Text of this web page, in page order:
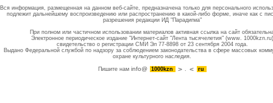
Вся информация, размещенная на данном веб-сайте, предназначена только для персонального
подлежит дальнейшему воспроизведению или распространению в какой-либо форме, иначе как с
разрешения редакции ИД "Парадигма"
При полном или частичном использовании материалов активная ссылка на сайт
Электронное периодическое издание "Интернет-сайт "Лента тысячелетия" (www. 1000kzn.ru)
свидетельство о регистрации СМИ Эл 77-8898 от 23 сентября 2004 года.
Выдано Федеральной службой по надзору за соблюдением законодательства в сфере массовых
охране культурного наследия.
Пишите намinfo@ 1000kzn . ru